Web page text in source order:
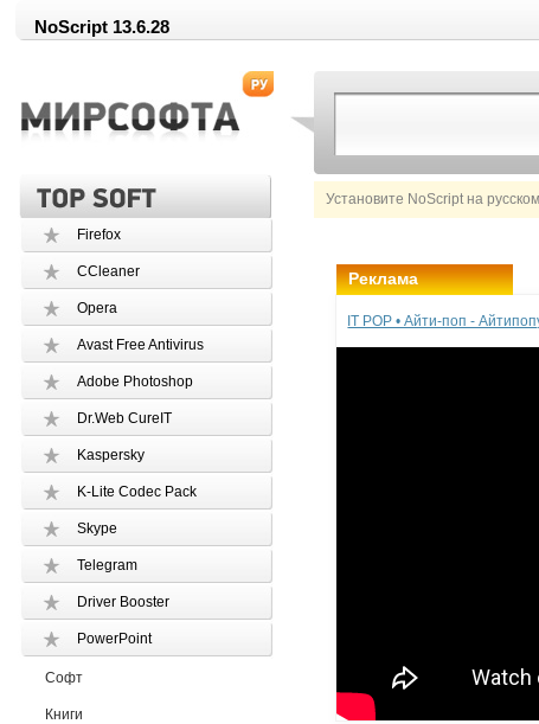
NoScript 13.6.28
Установите NoScript на
Firefox
CCleaner
Opera
Avast Free Antivirus
Adobe Photoshop
Dr.Web CureIT
Kaspersky
K-Lite Codec Pack
Skype
Telegram
Driver Booster
PowerPoint
Софт
Книги
Реклама
IT POP • Айти-поп -